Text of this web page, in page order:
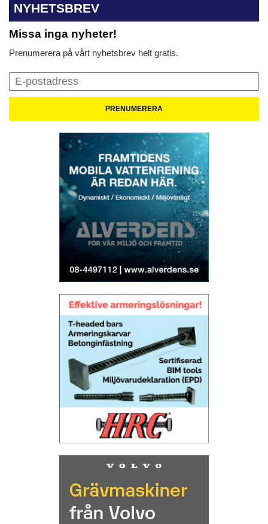
NYHETSBREV
Missa inga nyheter!
Prenumerera på vårt nyhetsbrev helt gratis.